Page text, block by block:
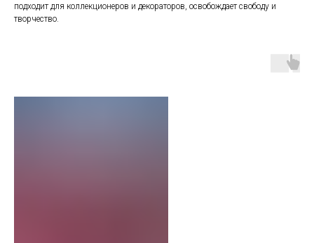
подходит для коллекционеров и декораторов, освобождает свободу и
творчество.